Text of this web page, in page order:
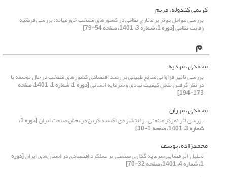
کریمی کندوله، مریم
بررسی عوامل موثر بر مخارج نظامی در کشورهای منتخب خاورمیانه: بررسی فرضیه
رقابت نظامی[دوره 1، شماره 3، 1401، صفحه 54-79]
م
محمدی، مهدیه
بررسی تاثیر فراوانی منابع طبیعی بر رشد اقتصادی کشورهای منتخب در حال توسعه با
در نظر گرفتن نقش کیفیت نهادی و سرمایه انسانی [دوره 1، شماره 1، 1401، صفحه
173-194]
محمدی، مهران
بررسی اثر تمرکز صنعتی بر انتشار دی اکسید کربن در بخش صنعت ایران [دوره 1،
شماره 3، 1401، صفحه 1-30]
محمدزاده، یوسف
تحلیل اثر فضایی سرمایه گذاری صنعتی بر عملکرد اقتصادی در استان‌های ایران[دوره
1، شماره 4، 1401، صفحه 32-70]